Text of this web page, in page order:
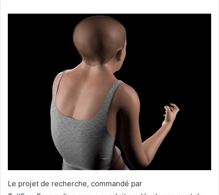
Le projet de recherche, commandé par